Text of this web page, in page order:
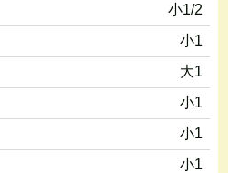
小1/2
小1
大1
小1
小1
小1